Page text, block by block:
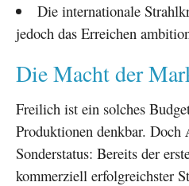
Die internationale
jedoch das Erreichen
Die Macht der
Freilich ist ein solches
Produktionen denkbar. Doch
Sonderstatus: Bereits der
kommerziell erfolgreichster